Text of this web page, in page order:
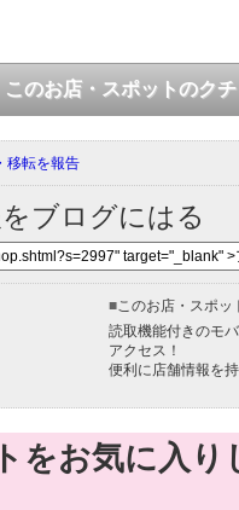
このお店・スポットのク
移転を報告
ブログにはる
■このお店・スポッ
読取機能付きのモ
アクセス！
便利に店舗情報を
をお気に入